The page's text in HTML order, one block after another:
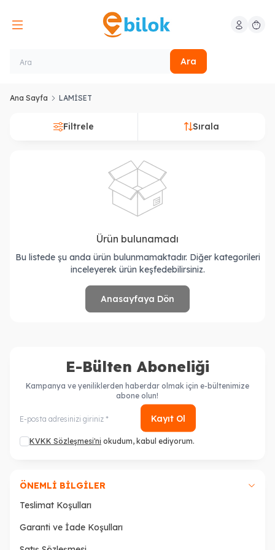
Ara
Hesabım
Ana Sayfa LAMİSET
Filtrele Sırala
Ürün bulunamadı
Bu listede şu anda ürün bulunmamaktadır. Diğer kategorileri
inceleyerek ürün keşfedebilirsiniz.
Anasayfaya Dön
E-Bülten Aboneliği
Kampanya ve yeniliklerden haberdar olmak için e-bültenimize
abone olun!
Kayıt Ol
KVKK Sözleşmesi'ni okudum, kabul ediyorum.
ÖNEMLI BILGILER
Teslimat Koşulları
Garanti ve İade Koşulları